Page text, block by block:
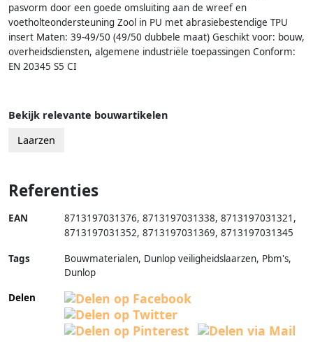
pasvorm door een goede omsluiting aan de wreef en
voetholteondersteuning Zool in PU met abrasiebestendige TPU
insert Maten: 39-49/50 (49/50 dubbele maat) Geschikt voor: bouw,
overheidsdiensten, algemene industriële toepassingen Conform:
EN 20345 S5 CI
Bekijk relevante bouwartikelen
Laarzen
Referenties
EAN 8713197031376, 8713197031338, 8713197031321 ,
8713197031352, 8713197031369, 8713197031345
Tags
Bouwmaterialen, Dunlop veiligheidslaarzen, Pbm's,
Dunlop
Delen